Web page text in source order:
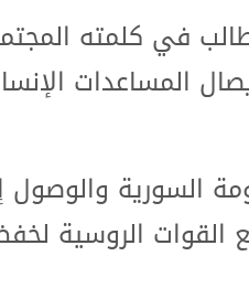
في كلمته
المساعدات
السورية
القوات الروسية